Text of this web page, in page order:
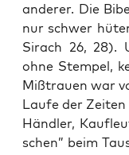
ande­rer. Die
nur schwer
Sirach 26, 28).
ohne Stem­pel,
Miß­trau­en war
Lau­fe der Zei­ten
Händ­ler,
schen” beim